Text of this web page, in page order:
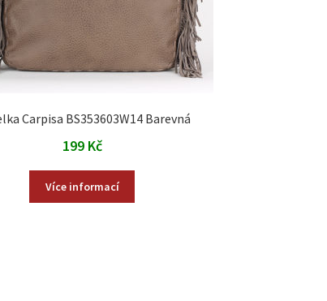
Carpisa BS353603W14 Barevná
199 Kč
Více informací